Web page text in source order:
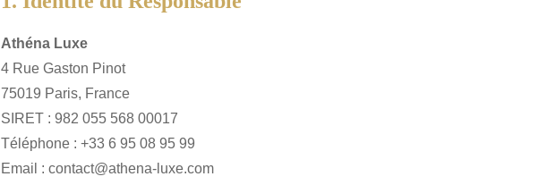
Athéna Luxe
4 Rue Gaston Pinot
75019 Paris, France
SIRET : 982 055 568 00017
Téléphone : +33 6 95 08 95 99
Email : contact@athena-luxe.com